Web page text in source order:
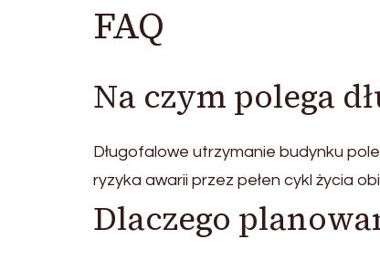
FAQ
Na czym polega
Długofalowe utrzymanie budynku
ryzyka awarii przez pełen cykl życia
Dlaczego